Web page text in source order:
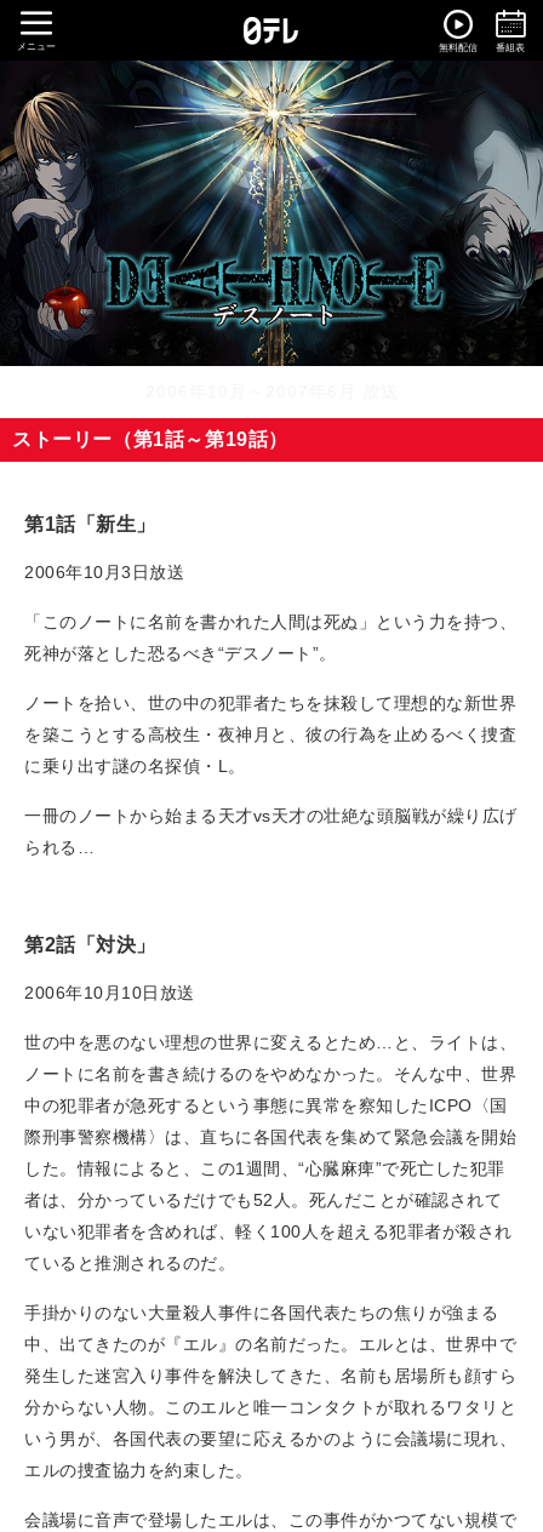
メニュー 無料配信 番組表
ストーリー（第1話～第19話）
第1話「新生」
2006年10月3日放送
「このノートに名前を書かれた人間は死ぬ」という力を持つ、
死神が落とした恐るべき“デスノート”。
ノートを拾い、世の中の犯罪者たちを抹殺して理想的な新世界
を築こうとする高校生・夜神月と、彼の行為を止めるべく捜査
に乗り出す謎の名探偵・L。
一冊のノートから始まる天才vs天才の壮絶な頭脳戦が繰り広げ
られる…
第2話「対決」
2006年10月10日放送
世の中を悪のない理想の世界に変えるとため…と、ライトは、
ノートに名前を書き続けるのをやめなかった。そんな中、世界
中の犯罪者が急死するという事態に異常を察知したICPO〈国
際刑事警察機構〉は、直ちに各国代表を集めて緊急会議を開始
した。情報によると、この1週間、“心臓麻痺”で死亡した犯罪
者は、分かっているだけでも52人。死んだことが確認されて
いない犯罪者を含めれば、軽く100人を超える犯罪者が殺され
ていると推測されるのだ。
手掛かりのない大量殺人事件に各国代表たちの焦りが強まる
中、出てきたのが『エル』の名前だった。エルとは、世界中で
発生した迷宮入り事件を解決してきた、名前も居場所も顔すら
分からない人物。このエルと唯一コンタクトが取れるワタリと
いう男が、各国代表の要望に応えるかのように会議場に現れ、
エルの捜査協力を約束した。
会議場に音声で登場したエルは、この事件がかつてない規模で